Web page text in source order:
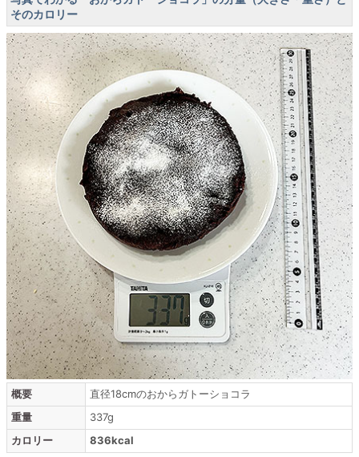
そのカロリー
概要
直径18cmのおからガトーショコラ
重量
337g
カロリー
836kcal